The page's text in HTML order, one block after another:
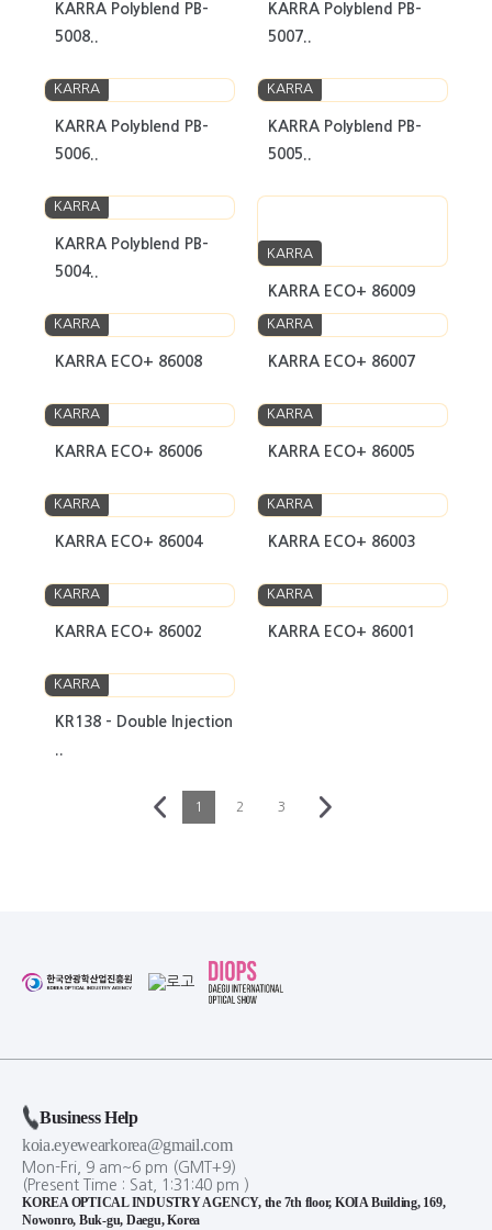
KARRA Polyblend PB-
5008..
KARRA Polyblend PB-
5007..
KARRA
KARRA Polyblend PB-
5006..
KARRA
KARRA Polyblend PB-
5005..
KARRA
KARRA Polyblend PB-
5004..
KARRA
KARRA ECO+ 86009
KARRA
KARRA ECO+ 86008
KARRA
KARRA ECO+ 86007
KARRA
KARRA ECO+ 86006
KARRA
KARRA ECO+ 86005
KARRA
KARRA ECO+ 86004
KARRA
KARRA ECO+ 86003
KARRA
KARRA ECO+ 86002
KARRA
KARRA ECO+ 86001
KARRA
KR138 - Double Injection
1 2 3
Business Help
koia.eyewearkorea@gmail.com
Mon-Fri, 9 am~6 pm (GMT+9)
(Present Time : Sat, 1 :31 :40 pm )
KOREA OPTICAL INDUSTRY AGENCY, the 7th floor, KOIA Building, 169,
Nowonro, Buk-gu, Daegu, Korea